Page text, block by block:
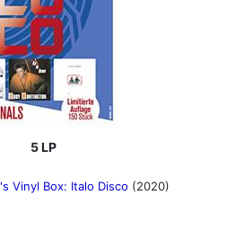
5 LP
Vinyl Box: Italo Disco (2020)